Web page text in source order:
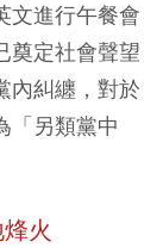
文進行午餐會
奠定社會聲望
內糾纏，對於
「另類黨中
火